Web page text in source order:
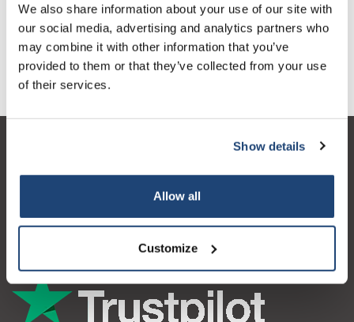
We also share information about your use of our site with
our social media, advertising and analytics partners who
may combine it with other information that you’ve
provided to them or that they’ve collected from your use
of their services.
Show details
Allow all
Customize
Toevoegen aan winkelwagen
Informatie
Contactgegevens